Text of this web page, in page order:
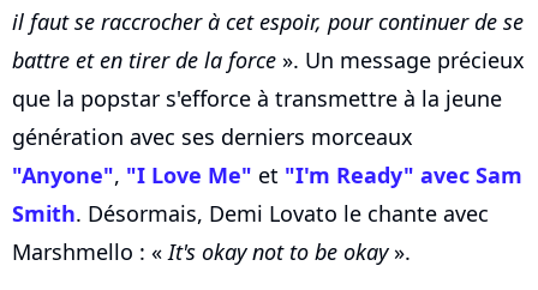
il faut se raccrocher à cet espoir, pour continuer de se
battre et en tirer de la force ». Un message précieux
que la popstar s'efforce à transmettre à la jeune
génération avec ses derniers morceaux
"Anyone", "I Love Me" et "I'm Ready" avec Sam
Smith. Désormais, Demi Lovato le chante avec
Marshmello : «It's okay not to be okay».